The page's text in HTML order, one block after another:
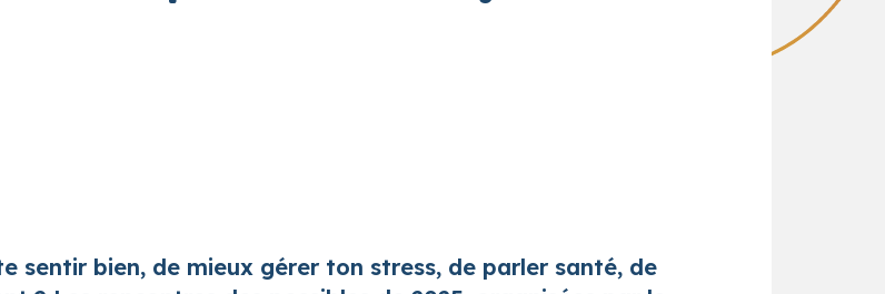
sentir bien, de mieux gérer ton stress, de parler santé, de